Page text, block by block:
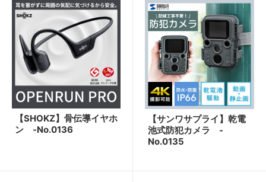
【SHOKZ】骨伝導イヤホ
ン -No.0136
【サンワサプライ】乾電
池式防犯カメラ -
No.0135